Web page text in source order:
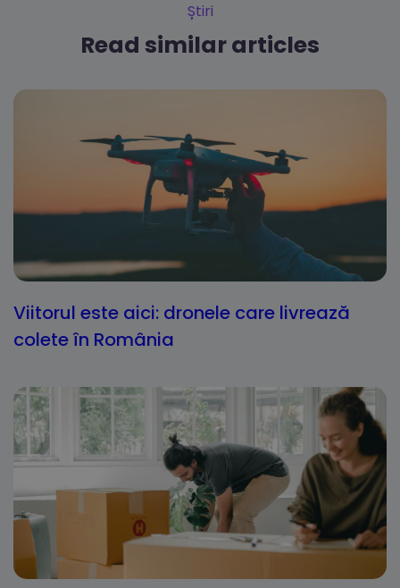
Știri
Read similar articles
Viitorul este aici: dronele care livrează
colete în România